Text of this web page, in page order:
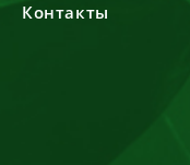
Контакты